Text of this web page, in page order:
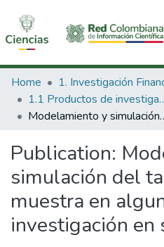
Communities & Collections
All of DSpace
Home
1.1
Modelamiento y simulación del
Publication:
simulación del
muestra en
investigación en